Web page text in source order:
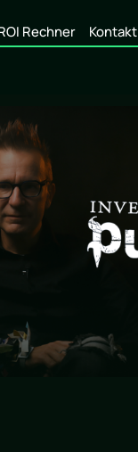
Rechner Kontakt